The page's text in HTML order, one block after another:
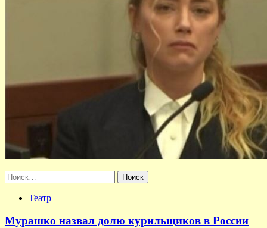
Найти:
Театр
Мурашко назвал долю курильщиков в России